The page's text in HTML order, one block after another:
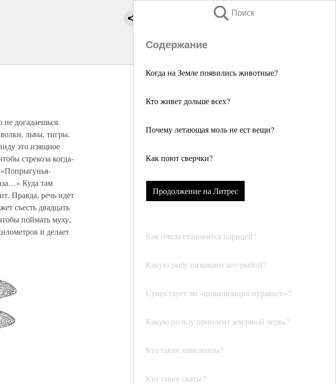
Поиск
Содержание
Когда на Земле появились животные?
Кто живет дольше всех?
Почему летающая моль не ест вещи?
Как поют сверчки?
Продолжение на Литрес
Как пчела становится царицей?
Какую рыбу называют кот-рыбой?
Существует ли «цивилизация муравьев»?
Какую пользу приносит земляной червь?
Кто такие хамелеоны?
Кто такие скаты?
не догадаешься.
львы, тигры.
это изящное
стрекоза когда-
«Попрыгунья-
Куда там
Правда, речь идет
съесть двадцать
поймать муху,
и делает